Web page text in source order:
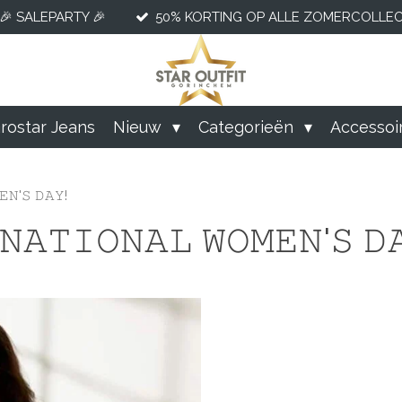
🎉 SALEPARTY 🎉 50% KORTING OP ALLE
Jeans Nieuw Categorieën
𝙳𝙰𝚈!
𝚆𝙾𝙼𝙴𝙽'𝚂